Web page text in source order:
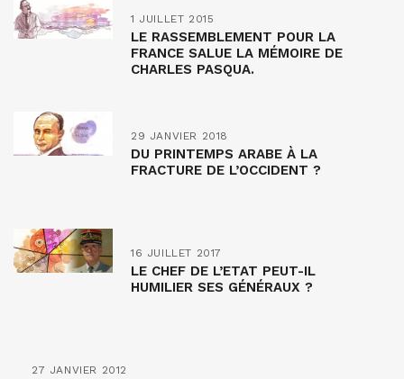
1 JUILLET 2015
LE RASSEMBLEMENT POUR LA
FRANCE SALUE LA MÉMOIRE DE
CHARLES PASQUA.
29 JANVIER 2018
DU PRINTEMPS ARABE À LA
FRACTURE DE L’OCCIDENT ?
16 JUILLET 2017
LE CHEF DE L’ETAT PEUT-IL
HUMILIER SES GÉNÉRAUX ?
27 JANVIER 2012